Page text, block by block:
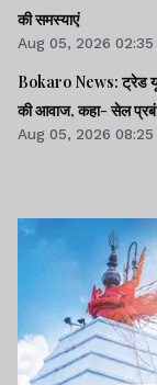
की समस्‍याएं
Aug 05, 2026 02:35
Bokaro News: ट्रेड
की आवाज, कहा- सेल
Aug 05, 2026 08:25